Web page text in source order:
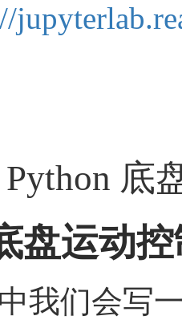
Python 底
盘运动
我们会写